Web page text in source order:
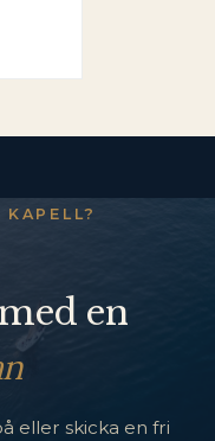
en
eller skicka en fri